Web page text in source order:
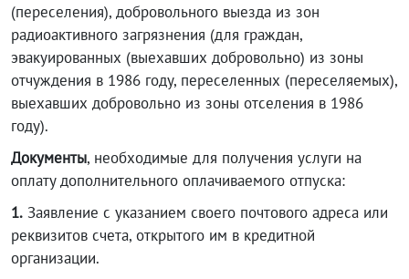
(переселения), добровольного выезда из зон
радиоактивного загрязнения (для граждан,
эвакуированных (выехавших добровольно) из зоны
отчуждения в 1986 году, переселенных (переселяемых),
выехавших добровольно из зоны отселения в 1986
году).
Документы, необходимые для получения услуги на
оплату дополнительного оплачиваемого отпуска:
1. Заявление с указанием своего почтового адреса или
реквизитов счета, открытого им в кредитной
организации.